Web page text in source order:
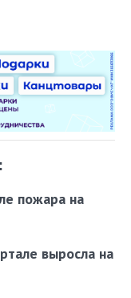
пожара на
выросла на